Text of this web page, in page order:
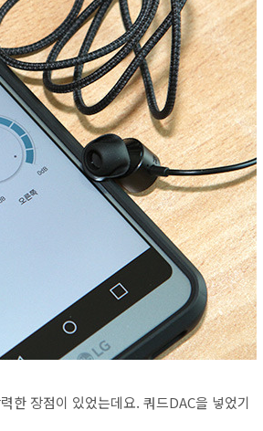
한 장점이 있었는데요. 쿼드DAC을 넣었기